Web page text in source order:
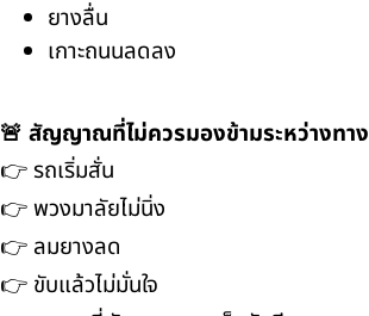
ยางลื่น
เกาะถนนลดลง
🚨 สัญญาณที่ไม่ควรมองข้ามระหว่างทาง
👉 รถเริ่มสั่น
👉 พวงมาลัยไม่นิ่ง
👉 ลมยางลด
👉 ขับแล้วไม่มั่นใจ